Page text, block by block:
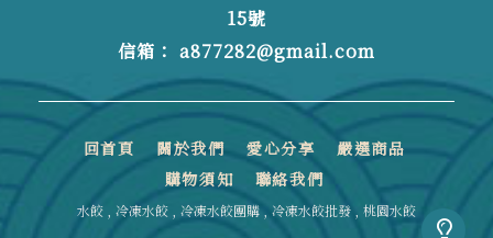
a877282@gmail.com
15號
回首頁 關於我們 愛心分享
嚴選商品
購物須知
聯絡我們
水餃 冷凍水餃 冷凍水餃團購 冷凍水餃批發 桃園水餃